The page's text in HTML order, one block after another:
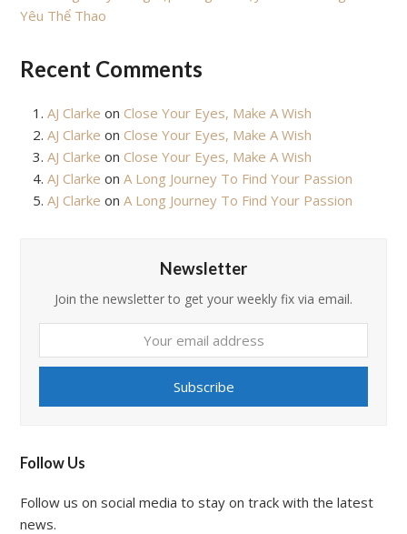
Yêu Thể Thao
Recent Comments
AJ Clarke on Close Your Eyes, Make A Wish
AJ Clarke on Close Your Eyes, Make A Wish
AJ Clarke on Close Your Eyes, Make A Wish
AJ Clarke onA Long Journey To Find Your Passion
AJ Clarke onA Long Journey To Find Your Passion
Newsletter
Join the newsletter to get your weekly fix via email.
email
Subscribe
Follow Us
Follow us on social media to stay on track with the latest
news.